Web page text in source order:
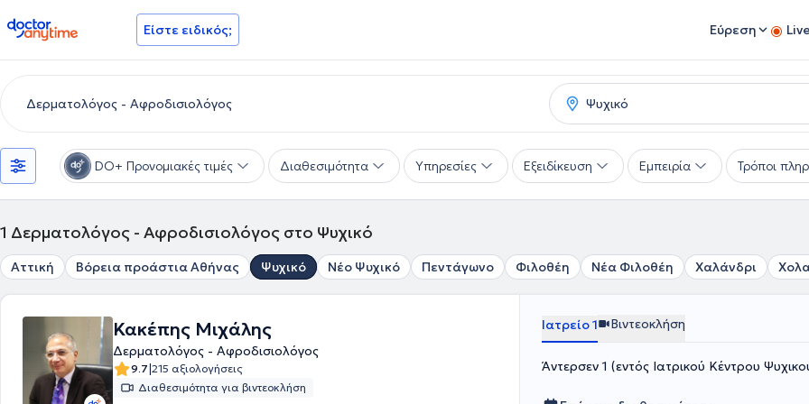
doctoranytime Είστε ειδικός; Εύρεση
DO+ Προνομιακές τιμές Διαθεσιμότητα Υπηρεσίες Εξειδίκευση Εμπειρία Τρόποι
1 Δερματολόγος - Αφροδισιολόγος στο Ψυχικό
Αττική Βόρεια προάστια Αθήνας Ψυχικό Νέο Ψυχικό Πεντάγωνο Φιλοθέη Νέα Φιλοθέη Χαλάνδρι
Κακέπης Μιχάλης
Δερματολόγος - Αφροδισιολόγος
9.7|215 αξιολογήσεις
Διαθεσιμότητα για βιντεοκλήση
Ιατρείο 1 Βιντεοκλήση
Άντερσεν 1 (εντός Ιατρικού Κέντρου